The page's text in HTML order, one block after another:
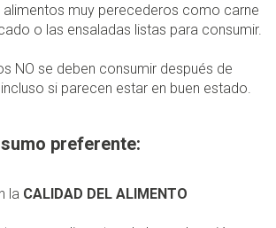
alimentos muy perecederos como carne
o las ensaladas listas para consumir.
NO se deben consumir después de
si parecen estar en buen estado.
preferente:
la CALIDAD DEL ALIMENTO